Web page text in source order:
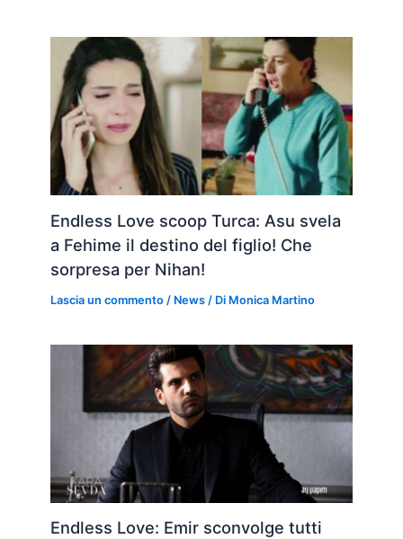
Endless Love scoop Turca: Asu svela
a Fehime il destino del figlio! Che
sorpresa per Nihan!
Lascia un commento / News / Di Monica Martino
Endless Love: Emir sconvolge tutti